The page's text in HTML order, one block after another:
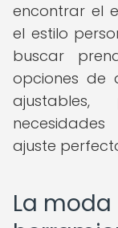
encontrar el
el estilo
buscar
opciones de
ajuste
La